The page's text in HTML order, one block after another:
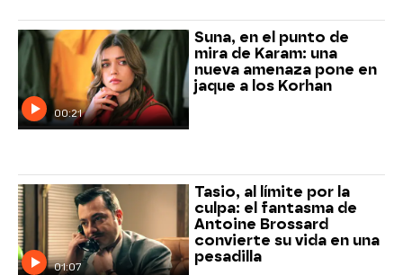
00:21
Suna, en el punto de
mira de Karam: una
nueva amenaza pone en
jaque a los Korhan
01:07
Tasio, al límite por la
culpa: el fantasma de
Antoine Brossard
convierte su vida en una
pesadilla